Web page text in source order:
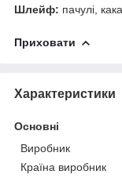
Шлейф: пачулі,
Приховати
Характеристики
Основні
Виробник
Країна виробник